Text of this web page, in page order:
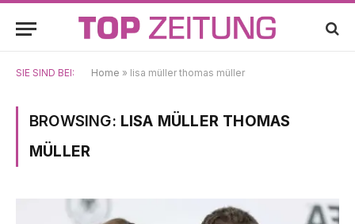
SIE SIND BEI: Home » lisa müller thomas müller
BROWSING: LISA MÜLLER THOMAS
MÜLLER